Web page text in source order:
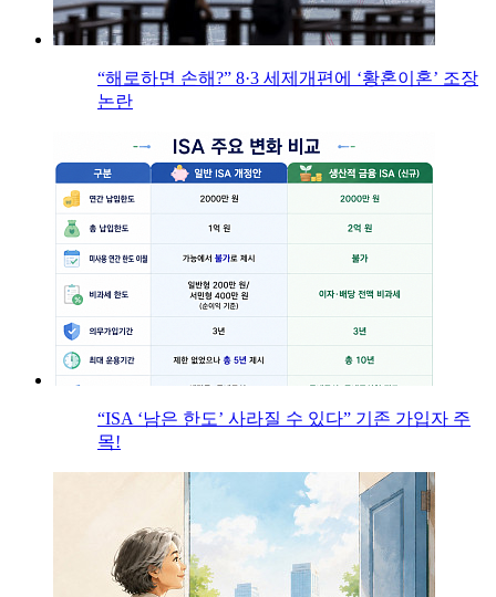
“해로하면 손해?” 8·3 세제개편에 ‘황혼이혼’ 조장
논란
“ISA ‘남은 한도’ 사라질 수 있다” 기존 가입자 주
목!